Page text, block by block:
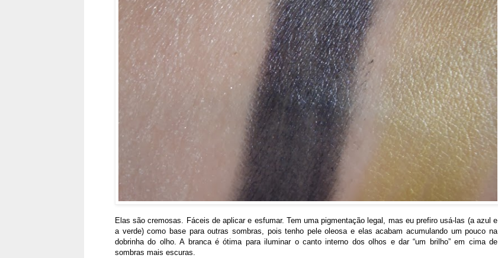
Elas são cremosas. Fáceis de aplicar e esfumar. Tem uma pigmentação legal, mas eu prefiro usá-las (a azul e
a verde) como base para outras sombras, pois tenho pele oleosa e elas acabam acumulando um pouco na
dobrinha do olho. A branca é ótima para iluminar o canto interno dos olhos e dar “um brilho” em cima de
sombras mais escuras.